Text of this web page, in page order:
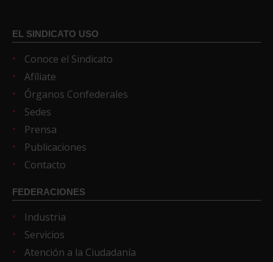
EL SINDICATO USO
Conoce el Sindicato
Afíliate
Órganos Confederales
Sedes
Prensa
Publicaciones
Contacto
FEDERACIONES
Industria
Servicios
Atención a la Ciudadanía